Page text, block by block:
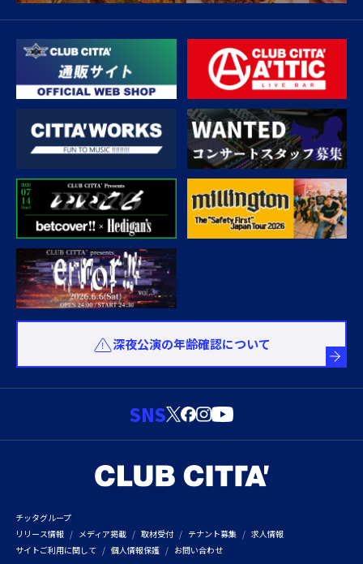
深夜公演の年齢確認について
SNS
チッタグループ
リリース情報
メディア掲載 取材受付 テナント募集
求人情報
サイトご利用に関して
個人情報保護 お問い合わせ